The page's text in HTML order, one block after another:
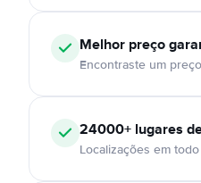
Melhor preço
Encontraste um
24000+ lugares
Localizações em